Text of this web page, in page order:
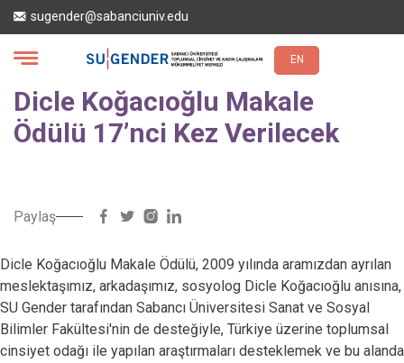
Ana
içeriğe
atla
sugender@sabanciuniv.edu
EN
Dicle Koğacıoğlu Makale
Ödülü 17’nci Kez Verilecek
Paylaş
Dicle Koğacıoğlu Makale Ödülü, 2009 yılında aramızdan ayrılan
meslektaşımız, arkadaşımız, sosyolog Dicle Koğacıoğlu anısına,
SU Gender tarafından Sabancı Üniversitesi Sanat ve Sosyal
Bilimler Fakültesi'nin de desteğiyle, Türkiye üzerine toplumsal
cinsiyet odağı ile yapılan araştırmaları desteklemek ve bu alanda